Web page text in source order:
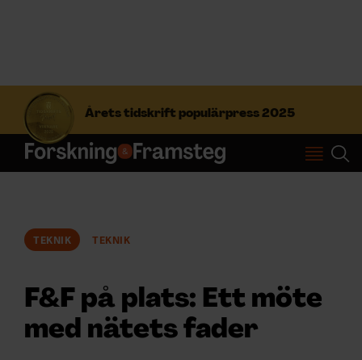
Årets tidskrift populärpress 2025
S
f
t
Prenumerera
ÄMNEN
TEKNIK TEKNIK
F&F på plats: Ett möte
med nätets fader